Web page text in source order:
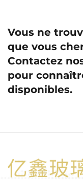
Vous ne
que vous
Contactez
pour
disponibles.